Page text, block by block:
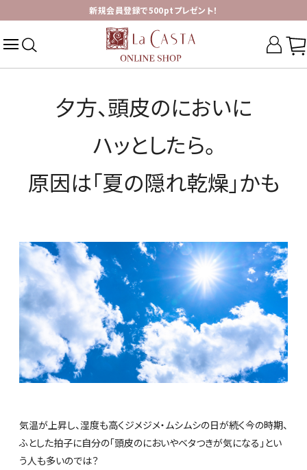
新規会員登録で500ptプレゼント！
夕方、頭皮のにおいに
ハッとしたら。
原因は「夏の隠れ乾燥」かも
気温が上昇し、湿度も高くジメジメ・ムシムシの日が続く今の時期、
ふとした拍子に自分の「頭皮のにおいやベタつきが気になる」とい
う人も多いのでは？